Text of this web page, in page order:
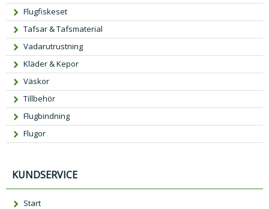
Flugfiskeset
Tafsar & Tafsmaterial
Vadarutrustning
Kläder & Kepor
Väskor
Tillbehör
Flugbindning
Flugor
KUNDSERVICE
Start